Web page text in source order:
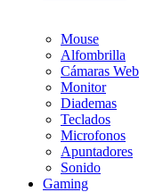
Mouse
Alfombrilla
Cámaras Web
Monitor
Diademas
Teclados
Microfonos
Apuntadores
Sonido
Gaming